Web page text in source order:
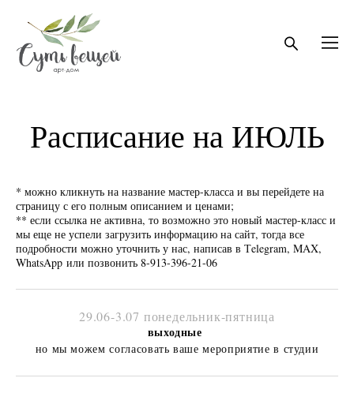
Расписание на ИЮЛЬ
* можно кликнуть на название мастер-класса и вы перейдете на
страницу с его полным описанием и ценами;
** если ссылка не активна, то возможно это новый мастер-класс и
мы еще не успели загрузить информацию на сайт, тогда все
подробности можно уточнить у нас, написав в Тelegram, MAX,
WhatsApp или позвонить 8-913-396-21-06
29.06-3.07 понедельник-пятница
выходные
но мы можем согласовать ваше мероприятие в студии